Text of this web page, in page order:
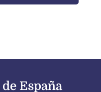
España